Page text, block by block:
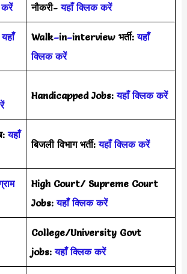
करें
नौकरी- यहाँ क्लिक करें
यहाँ
Walk–in–interview भर्ती:यहाँ
क्लिक करें
Handicapped Jobs:यहाँ क्लिक करें
यहाँ
बिजली विभाग भर्ती:यहाँ क्लिक करें
High Court/ Supreme Court
Jobs:यहाँ क्लिक करें
College/University Govt
jobs:यहाँ क्लिक करें